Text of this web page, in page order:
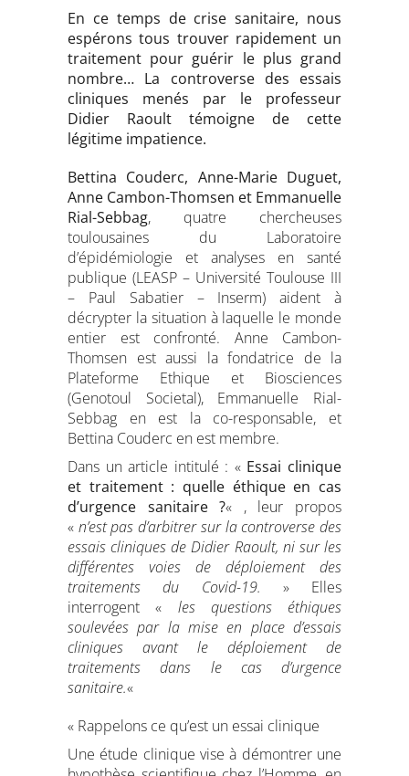
En ce temps de crise sanitaire, nous
espérons tous trouver rapidement un
traitement pour guérir le plus grand
nombre… La controverse des essais
cliniques menés par le professeur
Didier Raoult témoigne de cette
légitime impatience.
Bettina Couderc, Anne-Marie Duguet,
Anne Cambon-Thomsen et Emmanuelle
Rial-Sebbag, quatre chercheuses
toulousaines du Laboratoire
d’épidémiologie et analyses en santé
publique (LEASP – Université Toulouse III
– Paul Sabatier – Inserm) aident à
décrypter la situation à laquelle le monde
entier est confronté. Anne Cambon-
Thomsen est aussi la fondatrice de la
Plateforme Ethique et Biosciences
(Genotoul Societal), Emmanuelle Rial-
Sebbag en est la co-responsable, et
Bettina Couderc en est membre.
Dans un article intitulé : « Essai clinique
et traitement : quelle éthique en cas
d’urgence sanitaire ?« , leur propos
« n’est pas d’arbitrer sur la controverse des
essais cliniques de Didier Raoult, ni sur les
différentes voies de déploiement des
traitements du Covid-19. » Elles
interrogent « les questions éthiques
soulevées par la mise en place d’essais
cliniques avant le déploiement de
traitements dans le cas d’urgence
sanitaire.«
« Rappelons ce qu’est un essai clinique
Une étude clinique vise à démontrer une